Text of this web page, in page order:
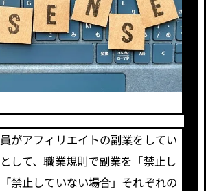
がアフィリエイトの副業をしてい
して、職業規則で副業を「禁止し
禁止していない場合」それぞれの